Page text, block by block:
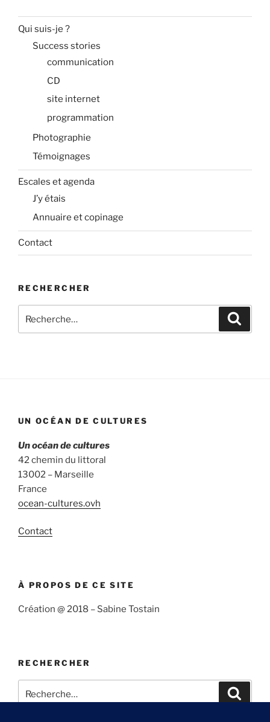
Qui suis-je ?
Success stories
communication
CD
site internet
programmation
Photographie
Témoignages
Escales et agenda
J’y étais
Annuaire et copinage
Contact
RECHERCHER
pour
UN OCÉAN DE CULTURES
Un océan de cultures
42 chemin du littoral
13002 – Marseille
France
ocean-cultures.ovh
Contact
À PROPOS DE CE SITE
Création @ 2018 – Sabine Tostain
RECHERCHER
pour